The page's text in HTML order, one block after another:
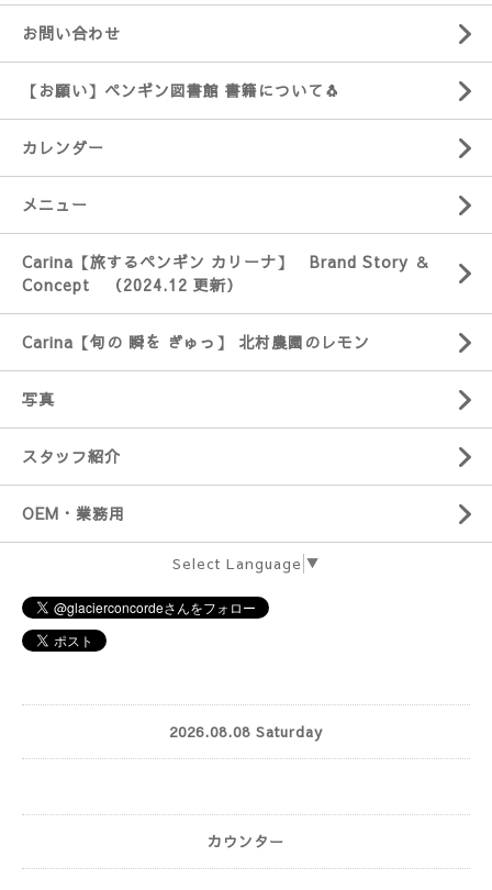
お問い合わせ
【お願い】ペンギン図書館 書籍について🐧
カレンダー
メニュー
Carina【旅するペンギン カリーナ】 Brand Story ＆
Concept （2024.12 更新）
Carina【旬の 瞬を ぎゅっ】 北村農園のレモン
写真
スタッフ紹介
OEM・業務用
Select Language ▼
2026.08.08 Saturday
カウンター